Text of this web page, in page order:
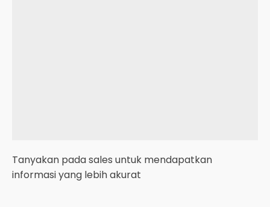
Tanyakan pada sales untuk mendapatkan
informasi yang lebih akurat